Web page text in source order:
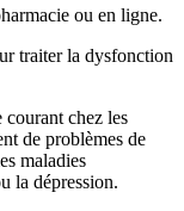
ou en ligne.
traiter la dysfonction
chez les
de problèmes de
maladies
la dépression.